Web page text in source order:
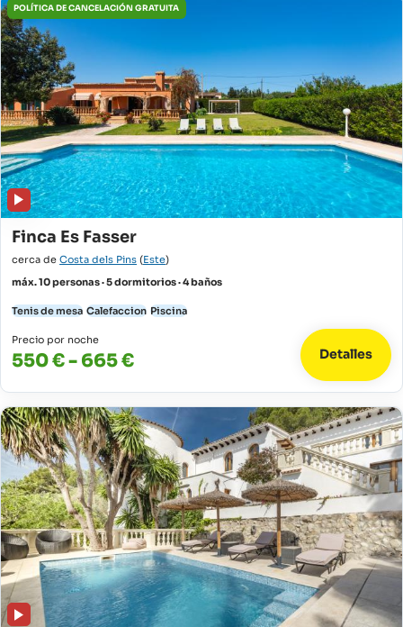
POLÍTICA DE CANCELACIÓN GRATUITA
Finca Es Fasser
cerca de Costa dels Pins (Este)
máx. 10 personas · 5 dormitorios · 4 baños
Tenis de mesa Calefaccion Piscina
Precio por noche
550 € - 665 € Detalles